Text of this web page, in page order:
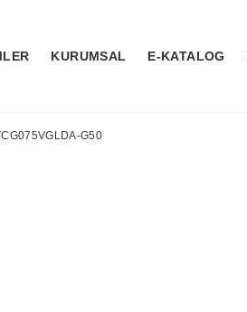
KURUMSAL E-KATALOG